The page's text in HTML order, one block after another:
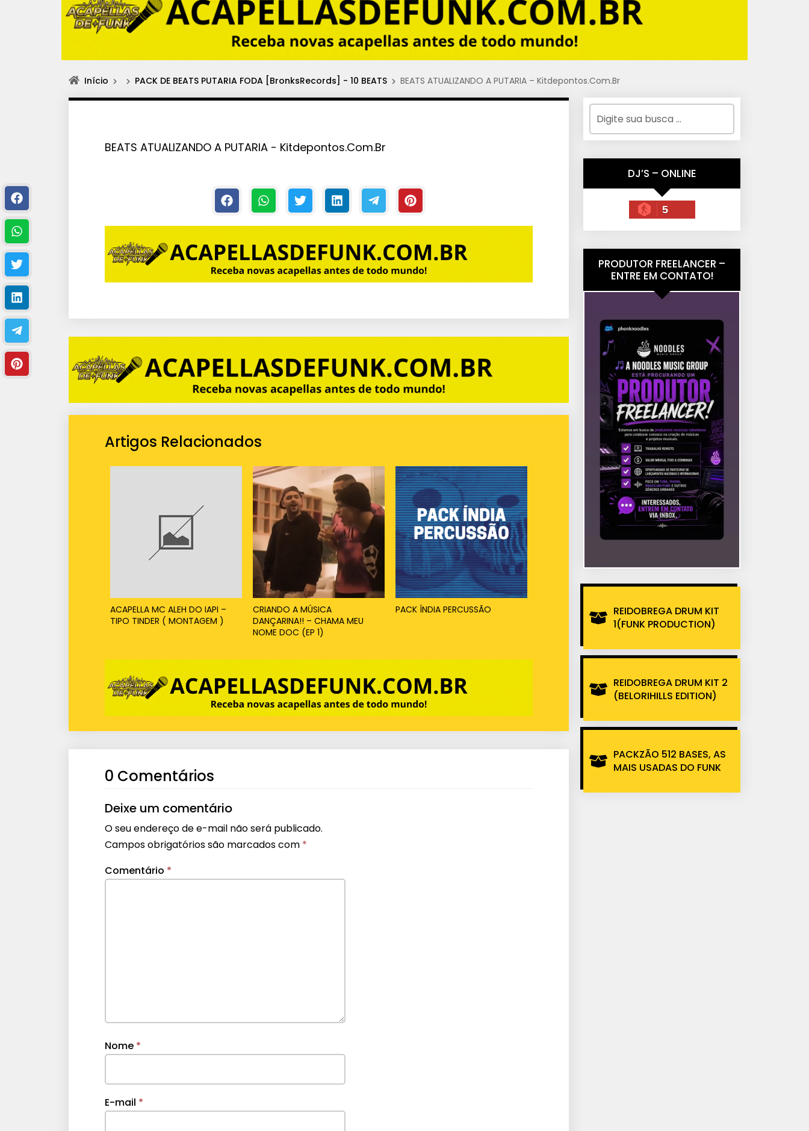
Início PACK DE BEATS PUTARIA FODA [BronksRecords] - 10 BEATS BEATS ATUALIZANDO A PUTARIA – Kitdepontos.Com.Br
BEATS ATUALIZANDO A PUTARIA - Kitdepontos.Com.Br
Artigos Relacionados
ACAPELLA MC ALEH DO IAPI –
TIPO TINDER ( MONTAGEM )
CRIANDO A MÚSICA
DANÇARINA!! – CHAMA MEU
NOME DOC (EP 1)
PACK ÍNDIA PERCUSSÃO
0 Comentários
Deixe um comentário
O seu endereço de e-mail não será publicado.
Campos obrigatórios são marcados com *
Comentário *
Nome *
E-mail *
DJ’S – ONLINE
5
PRODUTOR FREELANCER –
ENTRE EM CONTATO!
REIDOBREGA DRUM KIT
1(FUNK PRODUCTION)
REIDOBREGA DRUM KIT 2
(BELORIHILLS EDITION)
PACKZÃO 512 BASES, AS
MAIS USADAS DO FUNK